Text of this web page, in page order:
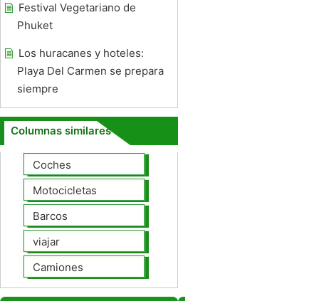
Festival Vegetariano de
Phuket
Los huracanes y hoteles:
Playa Del Carmen se prepara
siempre
Columnas similares
Coches
Motocicletas
Barcos
viajar
Camiones